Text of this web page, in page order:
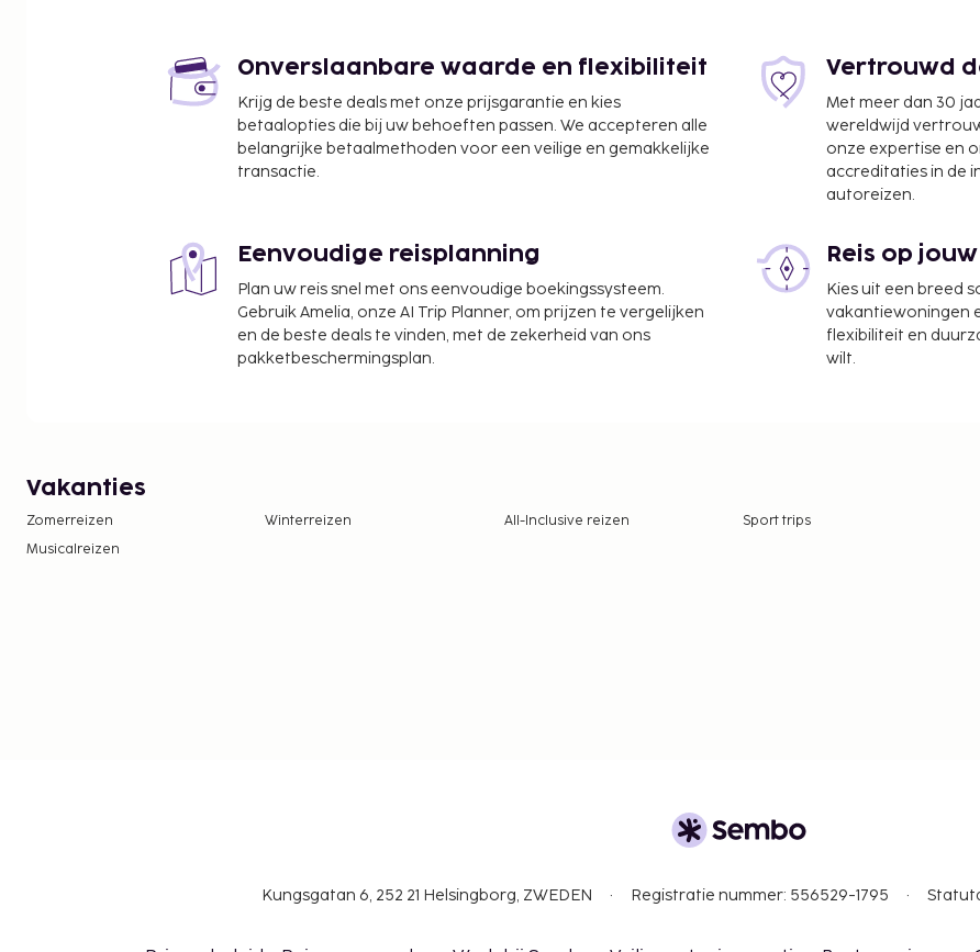
Onverslaanbare waarde en flexibiliteit
Krijg de beste deals met onze prijsgarantie en kies
betaalopties die bij uw behoeften passen. We accepteren alle
belangrijke betaalmethoden voor een veilige en gemakkelijke
transactie.
Vertrouwd
Met meer dan 30
wereldwijd
onze expertise en
accreditaties in de
autoreizen.
Eenvoudige reisplanning
Plan uw reis snel met ons eenvoudige boekingssysteem.
Gebruik Amelia, onze AI Trip Planner, om prijzen te vergelijken
en de beste deals te vinden, met de zekerheid van ons
pakketbeschermingsplan.
Reis op
Kies uit een breed
vakantiewoningen
flexibiliteit en
wilt.
Vakanties
Zomerreizen Winterreizen All-Inclusive reizen Sport trips
Musicalreizen
Kungsgatan 6, 252 21 Helsingborg, ZWEDEN Registratie nummer: 556529-1795